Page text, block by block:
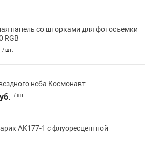
панель со шторками для фотосъемки
RGB
/ шт.
неба Космонавт
/ шт.
AK177-1 с флуоресцентной